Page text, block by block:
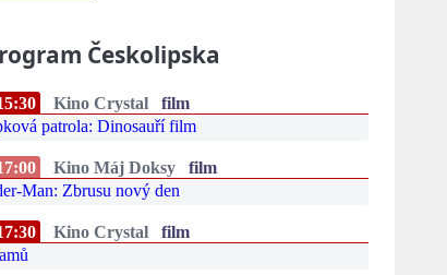
Českolipska
Kino Crystal
film
patrola: Dinosauří film
Kino Máj Doksy
film
Man: Zbrusu nový den
Kino Crystal
film